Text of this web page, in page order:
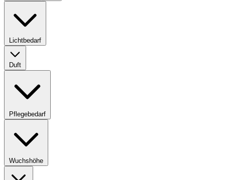
Lichtbedarf
Duft
Pflegebedarf
Wuchshöhe